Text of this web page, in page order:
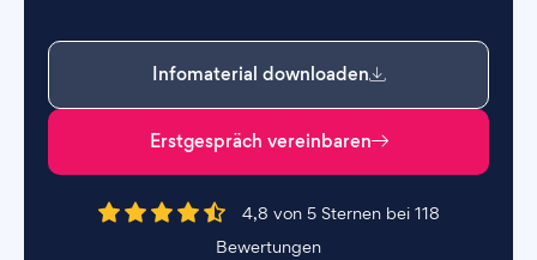
Infomaterial downloaden
Erstgespräch vereinbaren
4,8 von 5 Sternen bei 118
Bewertungen